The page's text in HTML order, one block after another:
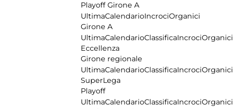
Playoff Girone A
UltimaCalendarioIncrociOrganici
Girone A
UltimaCalendarioClassificaIncrociOrganici
Eccellenza
Girone regionale
UltimaCalendarioClassificaIncrociOrganici
SuperLega
Playoff
UltimaCalendarioClassificaIncrociOrganici